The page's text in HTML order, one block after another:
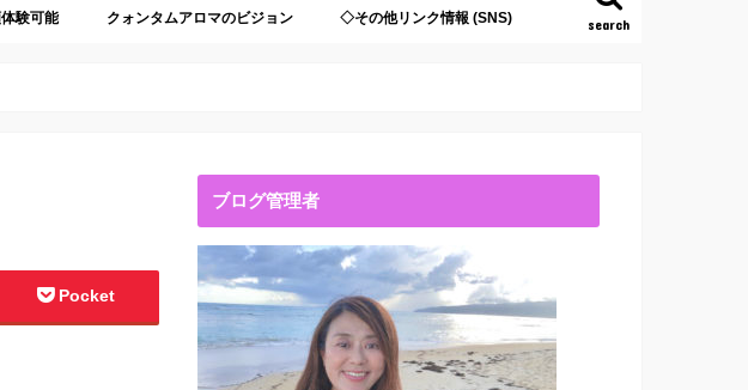
search
験可能 クォンタムアロマのビジョン ◇その他リンク情報 (SNS)
Pocket
ブログ管理者